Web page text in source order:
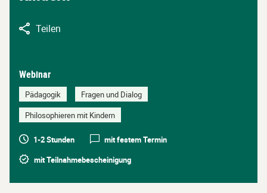
Teilen
Webinar
Pädagogik
Fragen und Dialog
Philosophieren mit Kindern
1-2 Stunden
mit festem Termin
mit Teilnahmebescheinigung